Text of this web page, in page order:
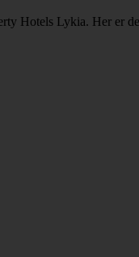
Hotels Lykia. Her er